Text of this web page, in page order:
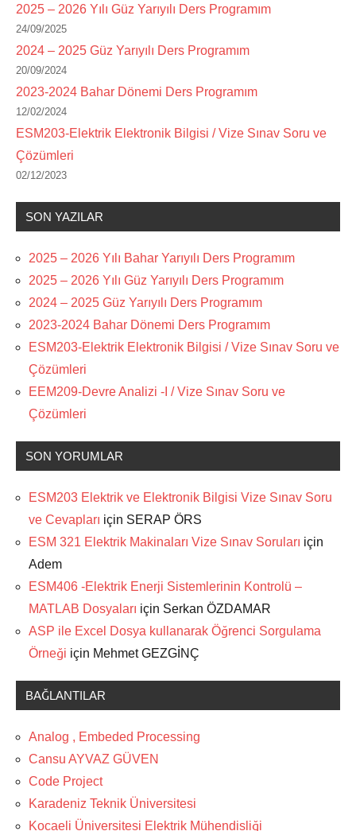
2025 – 2026 Yılı Güz Yarıyılı Ders Programım
24/09/2025
2024 – 2025 Güz Yarıyılı Ders Programım
20/09/2024
2023-2024 Bahar Dönemi Ders Programım
12/02/2024
ESM203-Elektrik Elektronik Bilgisi / Vize Sınav Soru ve
Çözümleri
02/12/2023
SON YAZILAR
2025 – 2026 Yılı Bahar Yarıyılı Ders Programım
2025 – 2026 Yılı Güz Yarıyılı Ders Programım
2024 – 2025 Güz Yarıyılı Ders Programım
2023-2024 Bahar Dönemi Ders Programım
ESM203-Elektrik Elektronik Bilgisi / Vize Sınav Soru ve
Çözümleri
EEM209-Devre Analizi -I / Vize Sınav Soru ve
Çözümleri
SON YORUMLAR
ESM203 Elektrik ve Elektronik Bilgisi Vize Sınav Soru
ve Cevapları için SERAP ÖRS
ESM 321 Elektrik Makinaları Vize Sınav Soruları için
Adem
ESM406 -Elektrik Enerji Sistemlerinin Kontrolü –
MATLAB Dosyaları için Serkan ÖZDAMAR
ASP ile Excel Dosya kullanarak Öğrenci Sorgulama
Örneği için Mehmet GEZGİNÇ
BAĞLANTILAR
Analog , Embeded Processing
Cansu AYVAZ GÜVEN
Code Project
Karadeniz Teknik Üniversitesi
Kocaeli Üniversitesi Elektrik Mühendisliği